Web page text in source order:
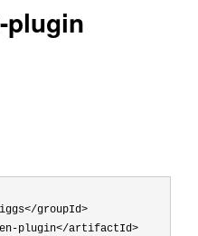
plugin
groupId>
plugin</artifactId>